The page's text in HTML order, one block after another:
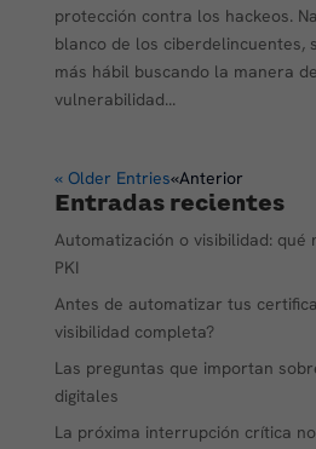
protección contra los hackeos.
blanco de los ciberdelincuentes,
más hábil buscando la manera
vulnerabilidad...
« Older Entries
Entradas recientes
Automatización o visibilidad:
PKI
Antes de automatizar tus
visibilidad completa?
Las preguntas que importan
digitales
La próxima interrupción crítica